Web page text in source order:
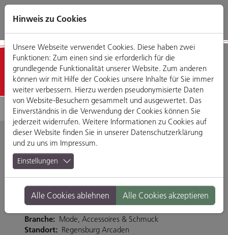
Direkt
zum
Zum
Hauptmenü
Zum
Footermenü
Zur
Website-
Mode & Accessoires
New Yorker
Friedenstraße 23, 93053 Regensburg
Tel. 0941 30762573
www.newyorker.de
Branche: Mode, Accessoires & Schmuck
Standort: Regensburg Arcaden
Hinweis zu Cookies
Unsere Webseite verwendet Cookies. Diese haben zwei
Funktionen: Zum einen sind sie erforderlich für die
grundlegende Funktionalität unserer Website. Zum anderen
können wir mit Hilfe der Cookies unsere Inhalte für Sie immer
weiter verbessern. Hierzu werden pseudonymisierte Daten
von Website-Besuchern gesammelt und ausgewertet. Das
Einverständnis in die Verwendung der Cookies können Sie
jederzeit widerrufen. Weitere Informationen zu Cookies auf
dieser Website finden Sie in unserer Datenschutzerklärung
und zu uns im Impressum.
Einstellungen
Alle Cookies ablehnen Alle Cookies akzeptieren